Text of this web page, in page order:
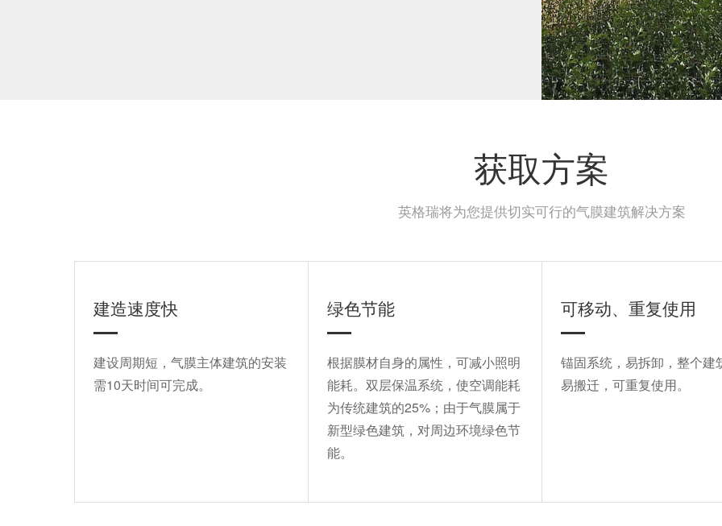
获取方案
英格瑞将为您提供切实可行的气膜建筑解决方案
建造速度快
建设周期短，气膜主体建筑的安装
需10天时间可完成。
绿色节能
根据膜材自身的属性，可减小照明
能耗。双层保温系统，使空调能耗
为传统建筑的25%；由于气膜属于
新型绿色建筑，对周边环境绿色节
能。
可移动、重复使用
锚固系统，易拆卸，整个建
易搬迁，可重复使用。